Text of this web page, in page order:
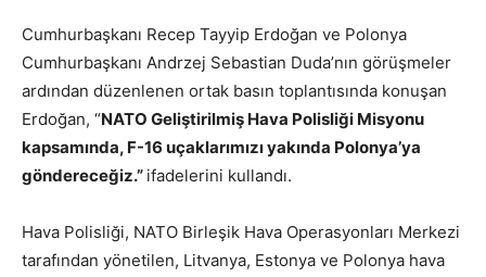
Cumhurbaşkanı Recep Tayyip Erdoğan ve Polonya
Cumhurbaşkanı Andrzej Sebastian Duda’nın görüşmeler
ardından düzenlenen ortak basın toplantısında konuşan
Erdoğan, “NATO Geliştirilmiş Hava Polisliği Misyonu
kapsamında, F-16 uçaklarımızı yakında Polonya’ya
göndereceğiz.” ifadelerini kullandı.
Hava Polisliği, NATO Birleşik Hava Operasyonları Merkezi
tarafından yönetilen, Litvanya, Estonya ve Polonya hava